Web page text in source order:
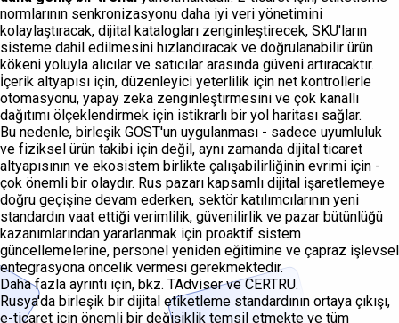
normlarının senkronizasyonu daha iyi veri yönetimini
kolaylaştıracak, dijital katalogları zenginleştirecek, SKU'ların
sisteme dahil edilmesini hızlandıracak ve doğrulanabilir ürün
kökeni yoluyla alıcılar ve satıcılar arasında güveni artıracaktır.
İçerik altyapısı için, düzenleyici yeterlilik için net kontrollerle
otomasyonu, yapay zeka zenginleştirmesini ve çok kanallı
dağıtımı ölçeklendirmek için istikrarlı bir yol haritası sağlar.
Bu nedenle, birleşik GOST'un uygulanması - sadece uyumluluk
ve fiziksel ürün takibi için değil, aynı zamanda dijital ticaret
altyapısının ve ekosistem birlikte çalışabilirliğinin evrimi için -
çok önemli bir olaydır. Rus pazarı kapsamlı dijital işaretlemeye
doğru geçişine devam ederken, sektör katılımcılarının yeni
standardın vaat ettiği verimlilik, güvenilirlik ve pazar bütünlüğü
kazanımlarından yararlanmak için proaktif sistem
güncellemelerine, personel yeniden eğitimine ve çapraz işlevsel
entegrasyona öncelik vermesi gerekmektedir.
Daha fazla ayrıntı için, bkz. TAdviser ve CERTRU.
Rusya'da birleşik bir dijital etiketleme standardının ortaya çıkışı,
e-ticaret için önemli bir değişiklik temsil etmekte ve tüm